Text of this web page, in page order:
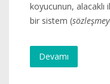
koyucunun, alacaklı
bir sistem (
Devamı